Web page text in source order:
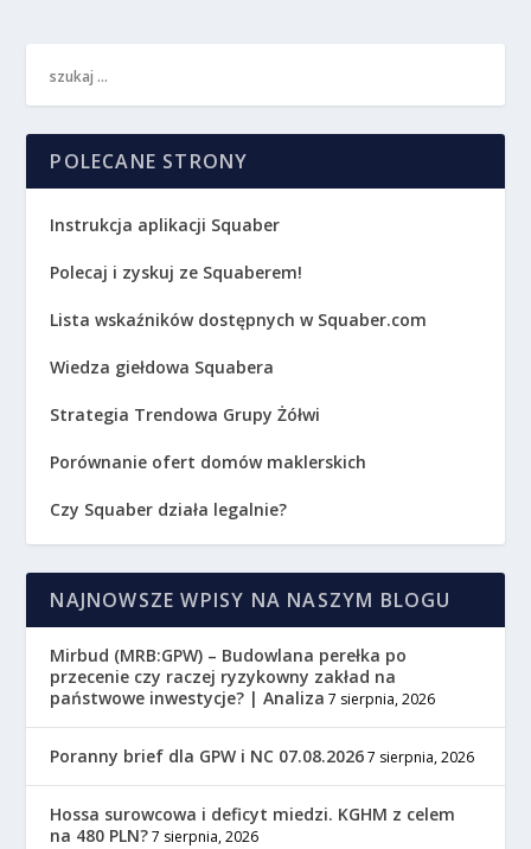
POLECANE STRONY
Instrukcja aplikacji Squaber
Polecaj i zyskuj ze Squaberem!
Lista wskaźników dostępnych w Squaber.com
Wiedza giełdowa Squabera
Strategia Trendowa Grupy Żółwi
Porównanie ofert domów maklerskich
Czy Squaber działa legalnie?
NAJNOWSZE WPISY NA NASZYM BLOGU
Mirbud (MRB:GPW) – Budowlana perełka po
przecenie czy raczej ryzykowny zakład na
państwowe inwestycje? | Analiza 7 sierpnia, 2026
Poranny brief dla GPW i NC 07.08.2026 7 sierpnia, 2026
Hossa surowcowa i deficyt miedzi. KGHM z celem
na 480 PLN? 7 sierpnia, 2026